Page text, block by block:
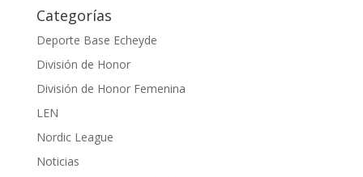
Categorías
Deporte Base Echeyde
División de Honor
División de Honor Femenina
LEN
Nordic League
Noticias